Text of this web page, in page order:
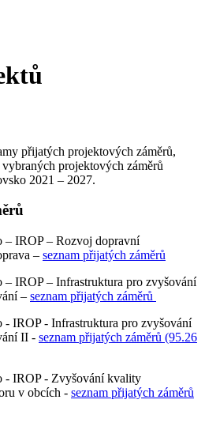
přijatých projektových záměrů,
projektových záměrů
2021 – 2027.
IROP – Rozvoj dopravní
– seznam přijatých záměrů
IROP – Infrastruktura pro zvyšování
– seznam přijatých záměrů
IROP - Infrastruktura pro zvyšování
II - seznam přijatých záměrů (95.26
- IROP - Zvyšování kvality
v obcích - seznam přijatých záměrů